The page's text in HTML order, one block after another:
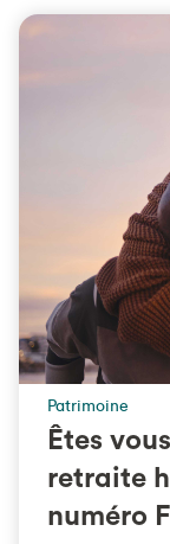
Patrimoine
Êtes
retraite
numéro